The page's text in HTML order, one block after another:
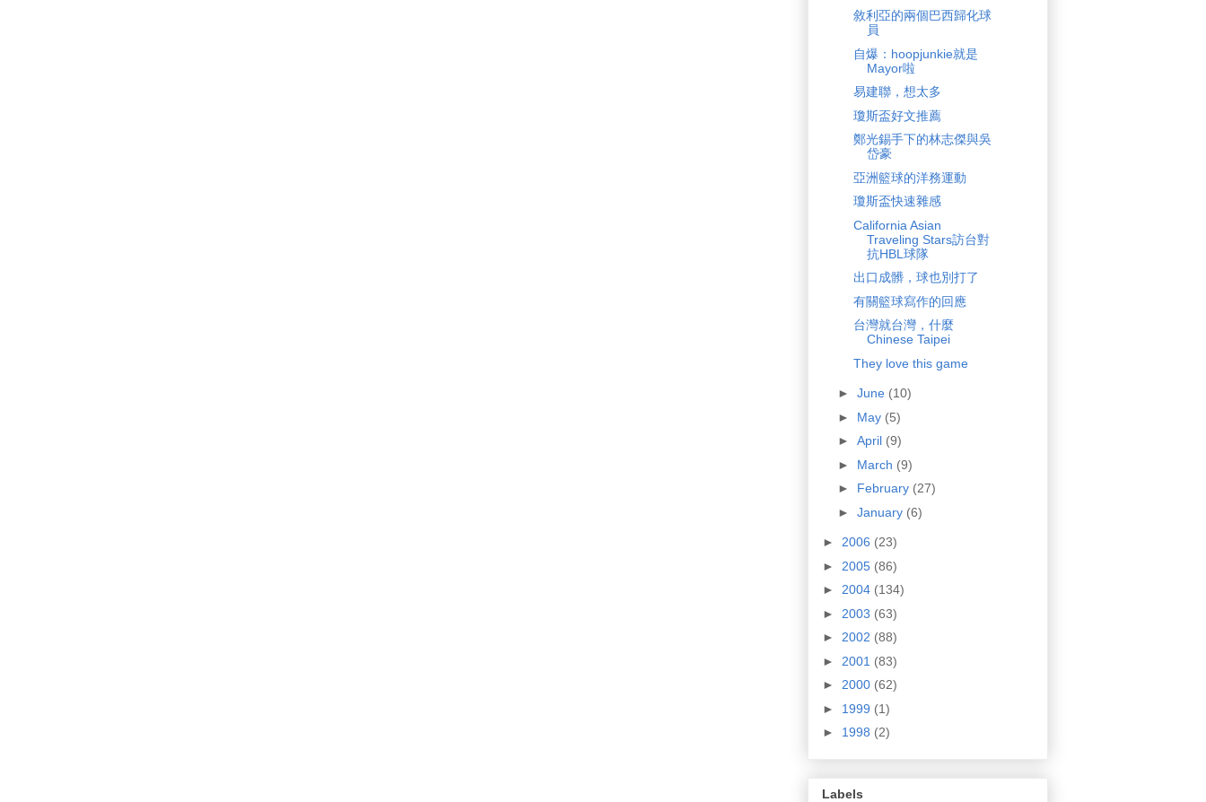
敘利亞的兩個巴西歸化球
員
自爆：hoopjunkie就是
Mayor啦
易建聯，想太多
瓊斯盃好文推薦
鄭光錫手下的林志傑與吳
岱豪
亞洲籃球的洋務運動
瓊斯盃快速雜感
California Asian
Traveling Stars訪台對
抗HBL球隊
出口成髒，球也別打了
有關籃球寫作的回應
台灣就台灣，什麼
Chinese Taipei
They love this game
► June (10)
► May (5)
► April (9)
► March (9)
► February (27)
► January (6)
► 2006 (23)
► 2005 (86)
► 2004 (134)
► 2003 (63)
► 2002 (88)
► 2001 (83)
► 2000 (62)
► 1999 (1)
► 1998 (2)
Labels